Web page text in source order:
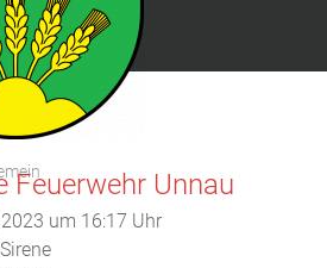
Feuerwehr Unnau
um 16:17 Uhr